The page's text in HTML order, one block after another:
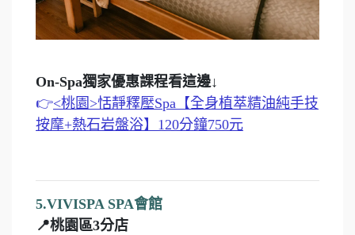
On-Spa獨家優惠課程看這邊↓
👉<桃園>恬靜釋壓Spa【全身植萃精油純手技
按摩+熱石岩盤浴】120分鐘750元
5.VIVISPA SPA會館
📍桃園區3分店